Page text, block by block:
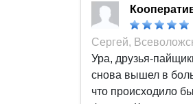
Сергей,
Ура, друзья-
снова вышел в
что происходило